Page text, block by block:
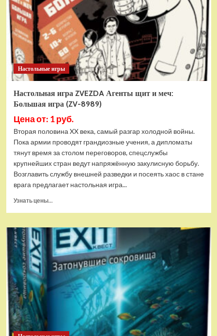
(черный)
Настольные игры
Настольная игра ZVEZDA Агенты щит и меч:
Большая игра (ZV-8989)
Цена от: 1 руб.
Вторая половина XX века, самый разгар холодной войны.
Пока армии проводят грандиозные учения, а дипломаты
тянут время за столом переговоров, спецслужбы
крупнейших стран ведут напряжённую закулисную борьбу.
Возглавить службу внешней разведки и посеять хаос в стане
врага предлагает настольная игра...
Узнать цены...
Настольная
игра
ZVEZDA
Агенты
щит
и
меч:
Большая